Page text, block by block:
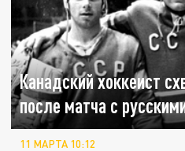
Канадский хоккеист
после матча с
11 МАРТА 10:12